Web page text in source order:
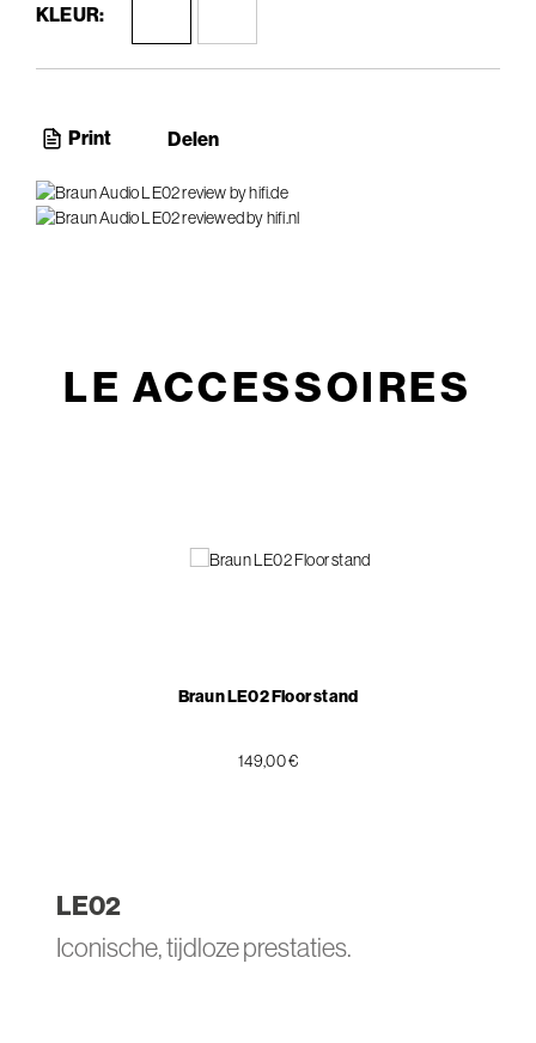
KLEUR:
Print Delen
LE ACCESSOIRES
Braun LE02 Floor stand
149,00 €
LE02
Iconische, tijdloze prestaties.